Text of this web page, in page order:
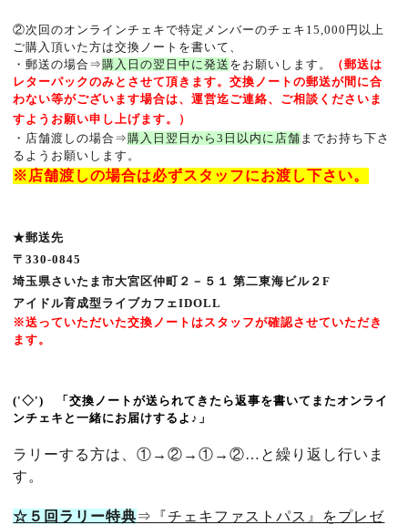
②次回のオンラインチェキで特定メンバーのチェキ 15,000 円以上
ご購入頂いた方は交換ノートを書いて、
・郵送の場合⇒購入日の翌日中に発送 をお願いします。
（郵送は
レターパックのみとさせて頂きます。交換ノートの郵送が間に合
わない等がございます場合は、運営迄ご連絡、ご相談くださいま
すようお願い申し上げます。）
・店舗渡しの場合⇒購入日翌日から3日以内に店舗 までお持ち下さ
るよう お願いします。
※ 店舗渡しの場合は必ずスタッフにお渡し下さい。
★郵送先
〒330-0845
埼玉県さいたま市大宮区仲町２－５１ 第二東海ビル２F
アイドル育成型ライブカフェIDOLL
※送っていただいた交換ノートはスタッフが確認させていただき
ます。
('◇') ゞ「交換ノートが送られてきたら返事を書いてまたオンライ
ンチェキと一緒にお届けするよ ♪ 」
ラリーする方は、①→②→①→②…と繰り返し行いま
す。
☆５回ラリー特典⇒『チェキファストパス』をプレゼ